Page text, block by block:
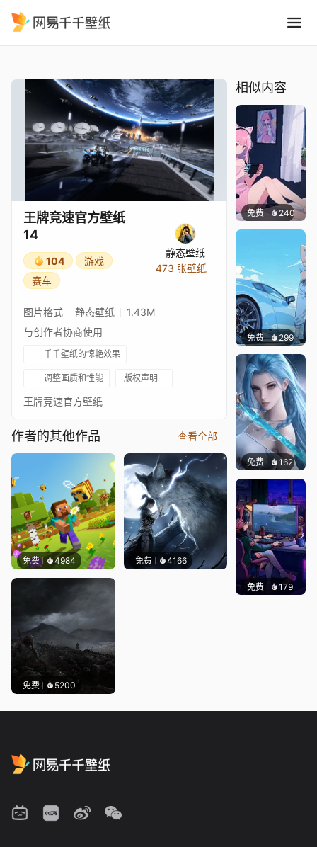
王牌竞速官方壁纸
14
104
游戏
赛车
静态壁纸
473 张壁纸
图片格式 静态壁纸
1.43M
与创作者协商使用
千千壁纸的惊艳效果
调整画质和性能 版权声明
王牌竞速官方壁纸
作者的其他作品 查看全部
免费 4984 免费 4166
免费 5200
相似内容
免费 240好看
免费 299Ado
免费 162好看
免费 179